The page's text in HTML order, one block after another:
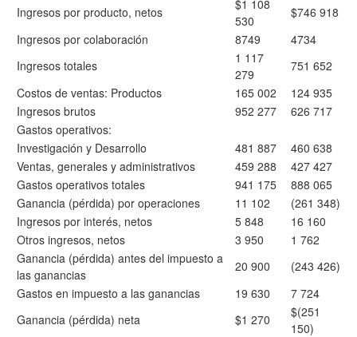
Ingresos por producto, netos
$1 108
530
$746 918
Ingresos por colaboración
8749
4734
Ingresos totales
1 117
279
751 652
Costos de ventas: Productos
165 002
124 935
Ingresos brutos
952 277
626 717
Gastos operativos:
Investigación y Desarrollo
481 887
460 638
Ventas, generales y administrativos
459 288
427 427
Gastos operativos totales
941 175
888 065
Ganancia (pérdida) por operaciones
11 102
(261 348)
Ingresos por interés, netos
5 848
16 160
Otros ingresos, netos
3 950
1 762
Ganancia (pérdida) antes del impuesto a
las ganancias
20 900
(243 426)
Gastos en impuesto a las ganancias
19 630
7 724
Ganancia (pérdida) neta
$1 270
$(251
150)